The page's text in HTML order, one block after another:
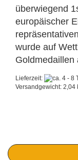
überwiegend
europäischer
wurde auf
Goldmedaillen
Lieferzeit:
Versandgewicht: 2,04